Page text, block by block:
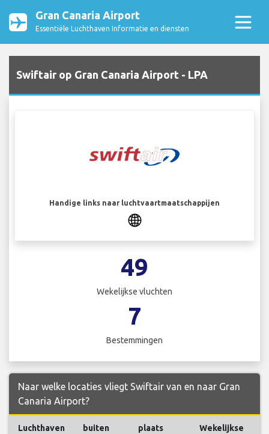
Gran Canaria Airport
Essentiële Luchthaven Informatie en diensten
Swiftair op Gran Canaria Airport - LPA
Handige links naar luchtvaartmaatschappijen
49
Wekelijkse vluchten
7
Bestemmingen
Naar welke locaties vliegt Swiftair van en naar Gran
Canaria Airport?
Luchthaven buiten plaats
Wekelijkse